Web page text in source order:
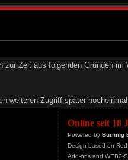
zur Zeit aus folgenden Gründen im
weiteren Zugriff später
Online seit 18
Powered by Burning
Design based on
Add-ons and WEB2-